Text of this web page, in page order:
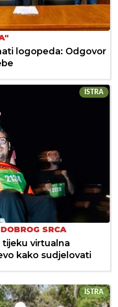
logopeda: Odgovor
ISTRA
SRCA
tijeku virtualna
kako sudjelovati
ISTRA